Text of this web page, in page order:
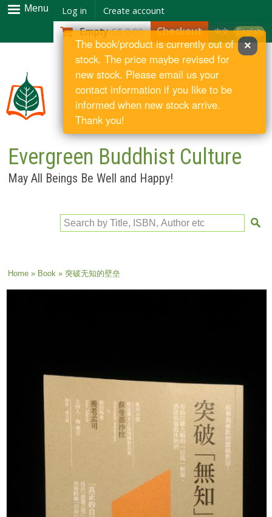
Skip to
main
content
Menu Log in Create account
中文 English
Empty S$ 0.00 Checkout
Evergreen Buddhist Culture
May All Beings Be Well and Happy!
Search by Title, ISBN, Author etc
You are here
Home» Book» 突破无知的壁垒
×
The book/product is currently out of
stock. The price maybe revised for
new stock. Please email us your
contact information if you like to be
informed when new stock arrive.
Thank you!